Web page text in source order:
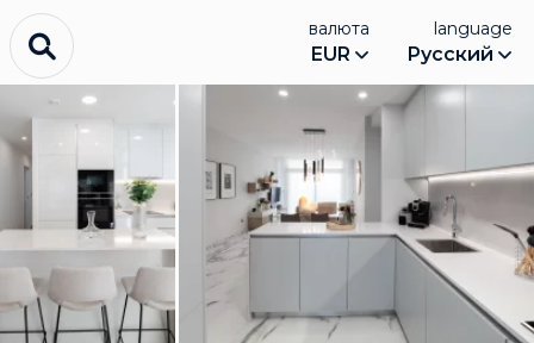
валюта
EUR
language
Русский